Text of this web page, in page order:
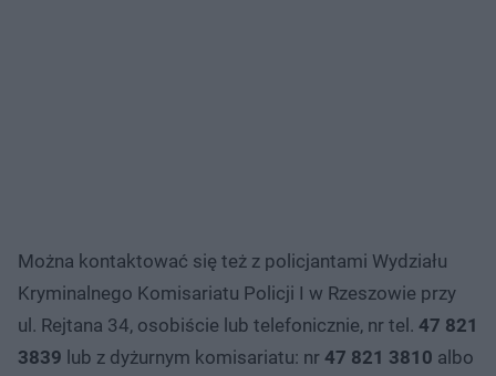
Można kontaktować się też z policjantami Wydziału
Kryminalnego Komisariatu Policji I w Rzeszowie przy
ul. Rejtana 34, osobiście lub telefonicznie, nr tel. 47 821
3839 lub z dyżurnym komisariatu: nr 47 821 3810 albo